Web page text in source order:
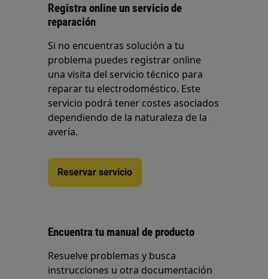
Registra online un servicio de
reparación
Si no encuentras solución a tu
problema puedes registrar online
una visita del servicio técnico para
reparar tu electrodoméstico. Este
servicio podrá tener costes asociados
dependiendo de la naturaleza de la
avería.
Reservar servicio
Encuentra tu manual de producto
Resuelve problemas y busca
instrucciones u otra documentación